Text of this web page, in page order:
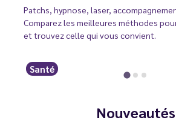
Patchs, hypnose, laser,
Comparez les meilleures méthodes
et trouvez celle qui vous convient.
Santé
Nouveautés